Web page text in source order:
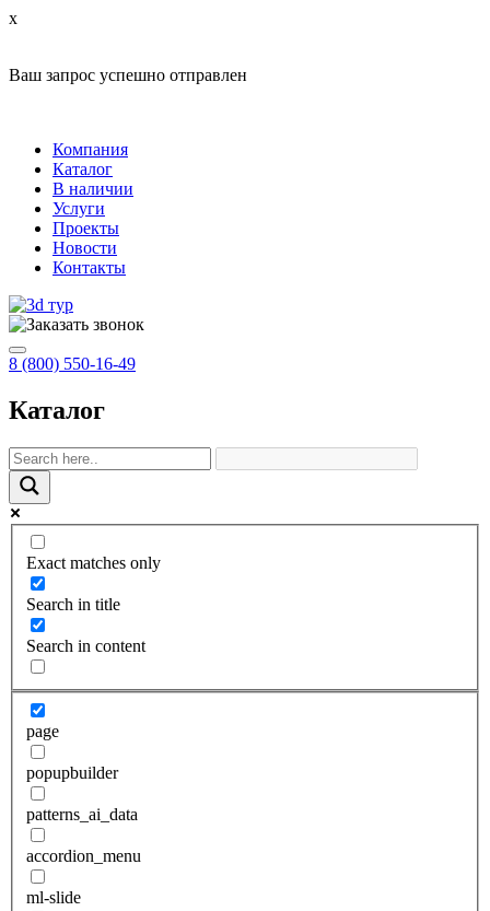
x
Ваш запрос успешно отправлен
Компания
Каталог
В наличии
Услуги
Проекты
Новости
Контакты
8 (800) 550-16-49
Каталог
Exact matches only
Search in title
Search in content
page
popupbuilder
patterns_ai_data
accordion_menu
ml-slide